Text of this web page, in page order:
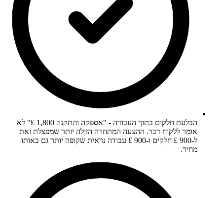
הבלעת חלקים בתוך העבודה - "אספקה והתקנה 1,800 £" לא
אומר ללקוח דבר. ההצעה המתחרה הזולה יותר שמפצלת זאת
ל-900 £ חלקים ו-900 £ עבודה נראית שקופה יותר גם באותו
מחיר.